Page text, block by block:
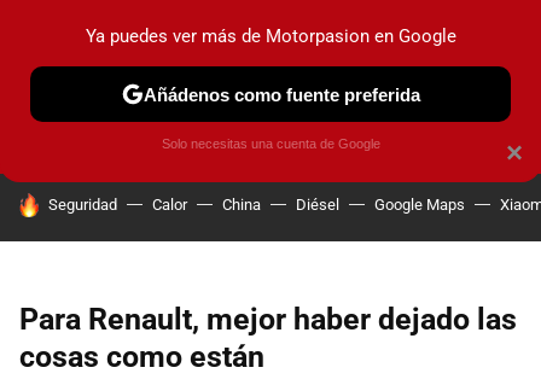
PRUEBAS COCHES ELÉCTRICOS OBSERVATORIO
HOY SE HABLA DE
Seguridad Calor China Diésel Google Maps
Para Renault, mejor haber dejado las
cosas como están
×
Ya puedes ver más de Motorpasion en Google
Añádenos como fuente preferida
Solo necesitas una cuenta de Google